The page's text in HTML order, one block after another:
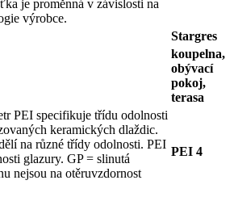
je proměnná v závislosti na
výrobce.
Stargres
koupelna,
obývací
pokoj,
terasa
PEI specifikuje třídu odolnosti
keramických dlaždic.
na různé třídy odolnosti. PEI
glazury. GP = slinutá
nejsou na otěruvzdornost
PEI 4